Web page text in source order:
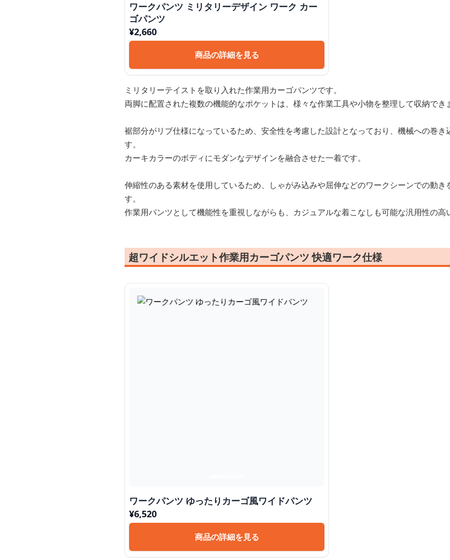
ワークパンツ ミリタリーデザイン ワーク カー
ゴパンツ
¥2,660
商品の詳細を見る
ミリタリーテイストを取り入れた作業用カーゴパンツです。
両脚に配置された複数の機能的なポケットは、様々な作業工具や小物を整理して収納でき
裾部分がリブ仕様になっているため、安全性を考慮した設計となっており、機械への巻
す。
カーキカラーのボディにモダンなデザインを融合させた一着です。
伸縮性のある素材を使用しているため、しゃがみ込みや屈伸などのワークシーンでの動
す。
作業用パンツとして機能性を重視しながらも、カジュアルな着こなしも可能な汎用性の高
超ワイドシルエット作業用カーゴパンツ 快適ワーク仕様
ワークパンツ ゆったりカーゴ風ワイドパンツ
¥6,520
商品の詳細を見る